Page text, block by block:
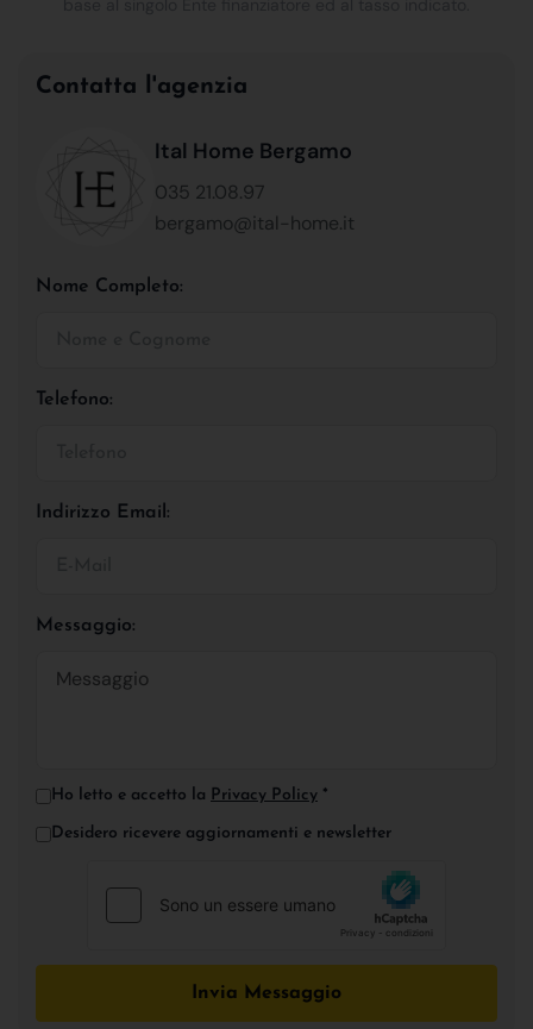
Contatta l'agenzia
Ital Home Bergamo
035 21.08.97
bergamo@ital-home.it
Nome Completo:
Telefono:
Indirizzo Email:
Messaggio:
Ho letto e accetto la Privacy Policy *
Desidero ricevere aggiornamenti e newsletter
Invia Messaggio